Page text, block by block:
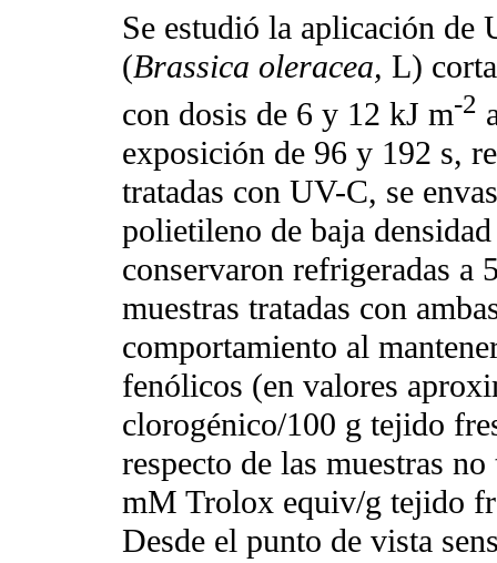
Se estudió la aplicación de
(Brassica oleracea, L)
con dosis de 6 y 12 kJ m-2
exposición de 96 y 192 s,
tratadas con UV-C, se
polietileno de baja
conservaron refrigeradas a
muestras tratadas con
comportamiento al
fenólicos (en valores
clorogénico/100 g tejido
respecto de las muestras
mM Trolox equiv/g tejido
Desde el punto de vista